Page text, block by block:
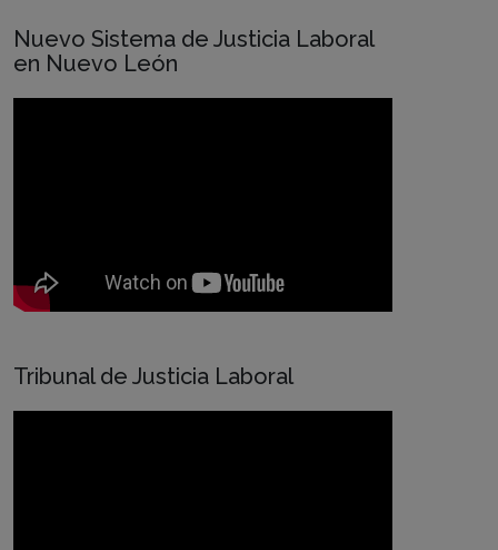
Nuevo Sistema de Justicia Laboral
en Nuevo León
Tribunal de Justicia Laboral